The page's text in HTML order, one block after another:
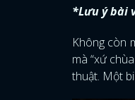
*Lưu ý bài
Không còn
mà “xứ
thuật. Một